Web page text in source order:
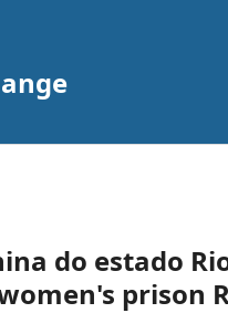
do estado
prison